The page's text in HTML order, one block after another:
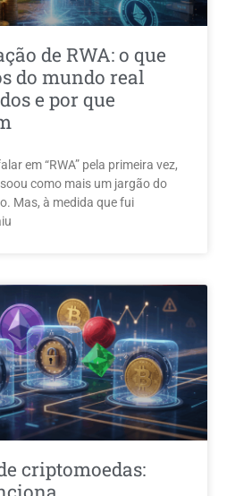
de RWA: o que
do mundo real
e por que
em “RWA” pela primeira vez,
como mais um jargão do
Mas, à medida que fui
criptomoedas: